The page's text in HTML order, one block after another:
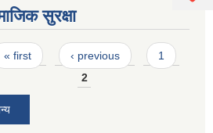
सुरक्षा
« first ‹ previous
1
2